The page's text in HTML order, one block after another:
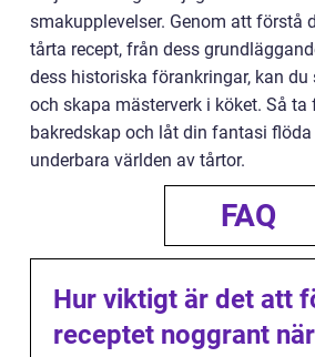
smakupplevelser. Genom att förstå
tårta recept, från dess
dess historiska förankringar, kan
och skapa mästerverk i köket. Så ta
bakredskap och låt din fantasi
underbara världen av tårtor.
FAQ
Hur viktigt är det att
receptet noggrant